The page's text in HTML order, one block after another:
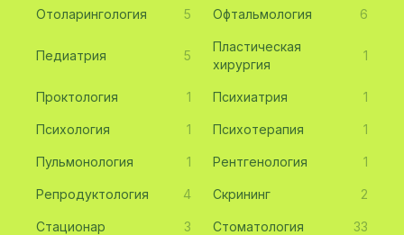
Отоларингология 5 Офтальмология 6
Педиатрия 5
Пластическая
хирургия
1
Проктология 1 Психиатрия 1
Психология 1 Психотерапия 1
Пульмонология 1 Рентгенология 1
Репродуктология 4 Скрининг 2
Стационар 3 Стоматология 33